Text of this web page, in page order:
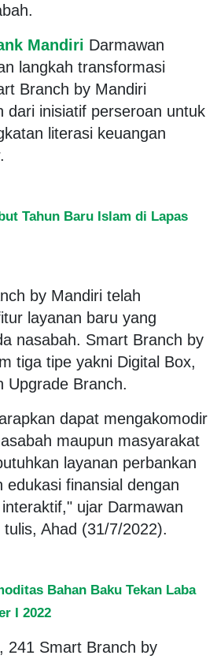
Mandiri Darmawan
langkah transformasi
Branch by Mandiri
dari inisiatif perseroan untuk
literasi keuangan
Tahun Baru Islam di Lapas
by Mandiri telah
layanan baru yang
nasabah. Smart Branch by
tiga tipe yakni Digital Box,
Upgrade Branch.
dapat mengakomodir
maupun masyarakat
layanan perbankan
edukasi finansial dengan
ujar Darmawan
Ahad (31/7/2022).
Bahan Baku Tekan Laba
I 2022
241 Smart Branch by